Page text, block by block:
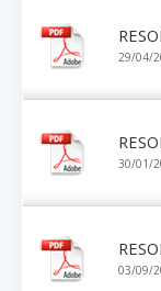
29/04/
30/01/
03/09/